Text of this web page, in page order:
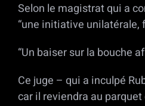
Selon le magistrat qui a
“une initiative unilatérale,
“Un baiser sur la bouche
Ce juge – qui a inculpé
car il reviendra au parquet